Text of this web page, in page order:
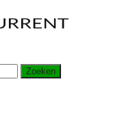
Zoeken
Zoeken